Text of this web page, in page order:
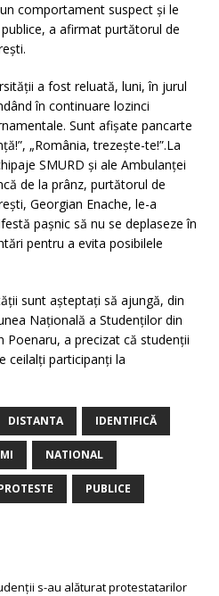
comportament suspect şi le
a afirmat purtătorul de
a fost reluată, luni, în jurul
în continuare lozinci
Sunt afişate pancarte
„România, trezeşte-te!”.La
SMURD şi ale Ambulanţei
de la prânz, purtătorul de
Georgian Enache, le-a
paşnic să nu se deplaseze în
pentru a evita posibilele
sunt aşteptaţi să ajungă, din
Naţională a Studenţilor din
Poenaru, a precizat că studenţii
ceilalţi participanţi la
DISTANTA IDENTIFICĂ
NATIONAL
PUBLICE
s-au alăturat protestatarilor